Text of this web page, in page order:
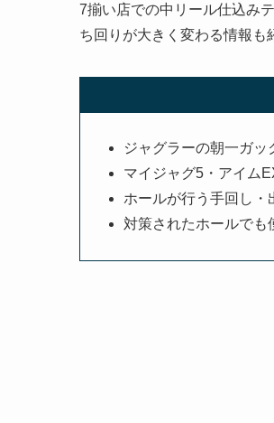
7揃い店での中リール仕込み
ち回りが大きく変わる情報も
ジャグラーの朝一ガ
マイジャグ5・アイム
ホールが行う手回し
対策されたホールでも